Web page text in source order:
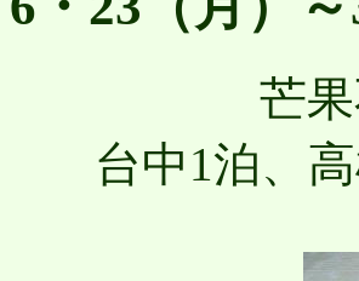
芒
台中1泊、